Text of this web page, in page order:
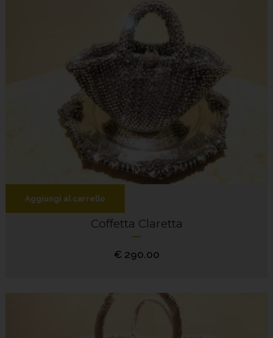
Aggiungi al carrello
Coffetta Claretta
€ 290.00